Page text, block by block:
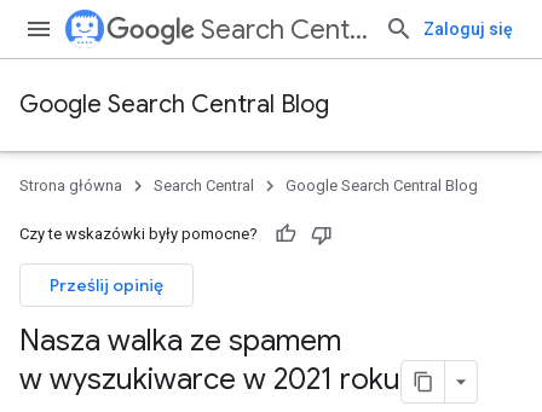
Search Central Zaloguj się
Google Search Central Blog
Strona główna Search Central Google Search Central Blog
Czy te wskazówki były pomocne?
Prześlij opinię
Nasza walka ze spamem
w wyszukiwarce w 2021 roku